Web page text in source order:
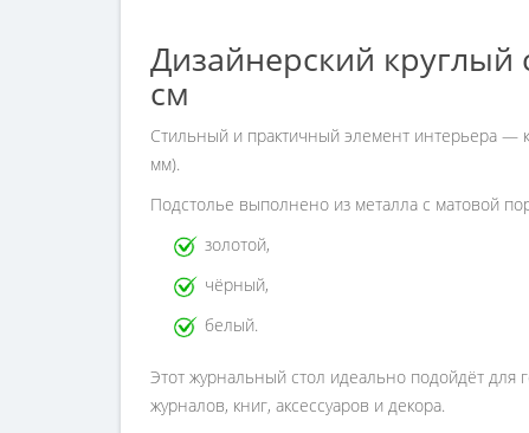
Дизайнерский круглый
см
Стильный и практичный элемент интерьера —
мм).
Подстолье выполнено из металла с матовой
золотой,
чёрный,
белый.
Этот журнальный стол идеально подойдёт для
журналов, книг, аксессуаров и декора.